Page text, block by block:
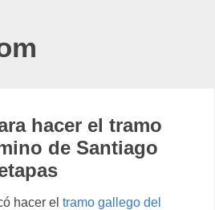
hacer el tramo
de Santiago
hacer el tramo gallego del